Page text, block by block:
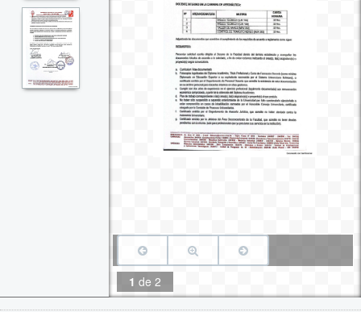
1 de 2